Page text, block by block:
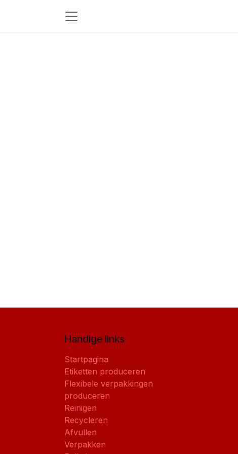
Handige links
Startpagina
Etiketten produceren
Flexibele verpakkingen
produceren
Reinigen
Recycleren
Afvullen
Verpakken